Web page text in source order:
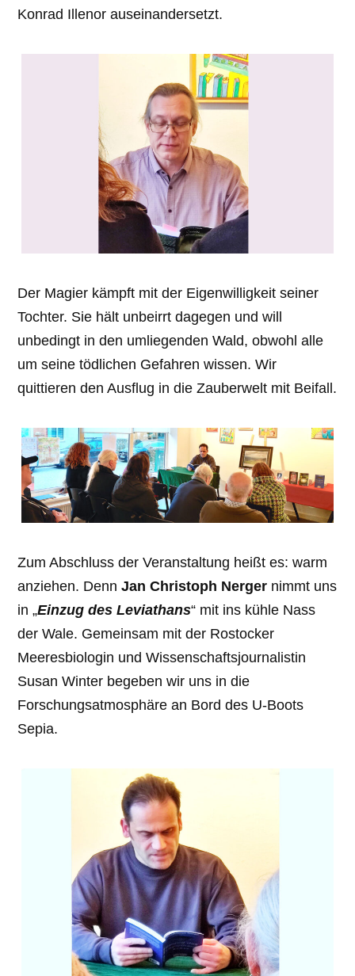
Konrad Illenor auseinandersetzt.
Der Magier kämpft mit der Eigenwilligkeit seiner
Tochter. Sie hält unbeirrt dagegen und will
unbedingt in den umliegenden Wald, obwohl alle
um seine tödlichen Gefahren wissen. Wir
quittieren den Ausflug in die Zauberwelt mit Beifall.
Zum Abschluss der Veranstaltung heißt es: warm
anziehen. DennJan Christoph Nerger nimmt uns
in „Einzug des Leviathans“ mit ins kühle Nass
der Wale. Gemeinsam mit der Rostocker
Meeresbiologin und Wissenschaftsjournalistin
Susan Winter begeben wir uns in die
Forschungsatmosphäre an Bord des U-Boots
Sepia.